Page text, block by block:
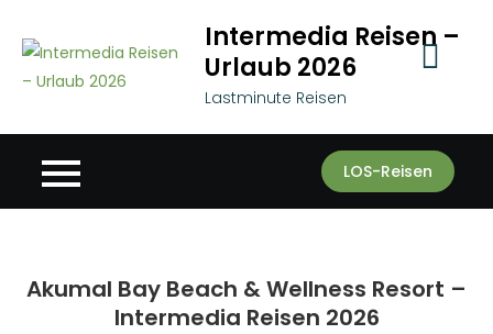
content
Intermedia Reisen –
Urlaub 2026
Lastminute Reisen
LOS-Reisen
Akumal Bay Beach & Wellness Resort –
Intermedia Reisen 2026